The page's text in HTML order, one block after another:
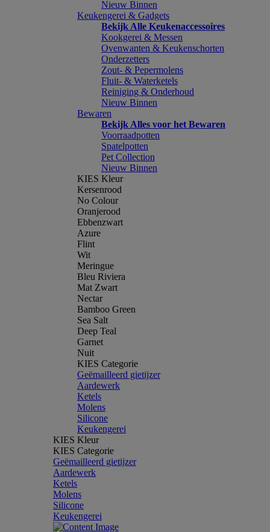
Nieuw Binnen
Keukengerei & Gadgets
Bekijk Alle Keukenaccessoires
Kookgerei & Messen
Ovenwanten & Keukenschorten
Onderzetters
Zout- & Pepermolens
Fluit- & Waterketels
Reiniging & Onderhoud
Nieuw Binnen
Bewaren
Bekijk Alles voor het Bewaren
Voorraadpotten
Spatelpotten
Pet Collection
Nieuw Binnen
KIES Kleur
Kersenrood
No Colour
Oranjerood
Ebbenzwart
Azure
Flint
Wit
Meringue
Bleu Riviera
Mat Zwart
Nectar
Bamboo Green
Sea Salt
Deep Teal
Garnet
Nuit
KIES Categorie
Geëmailleerd gietijzer
Aardewerk
Ketels
Molens
Silicone
Keukengerei
KIES Kleur
KIES Categorie
Geëmailleerd gietijzer
Aardewerk
Ketels
Molens
Silicone
Keukengerei